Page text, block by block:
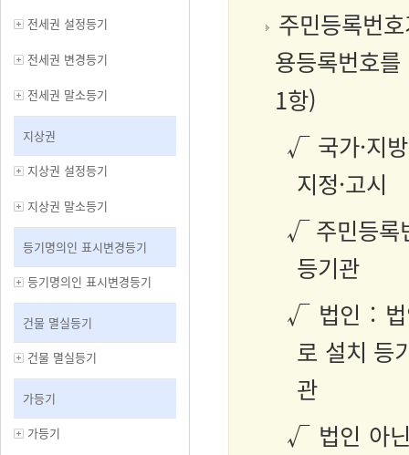
전세권 설정등기
전세권 변경등기
전세권 말소등기
지상권
지상권 설정등기
지상권 말소등기
등기명의인 표시변경등기
등기명의인 표시변경등기
건물 멸실등기
건물 멸실등기
가등기
가등기
주민등록번
용등록번호
1항)
√ 국가·지
지정·고시
√ 주민등록
등기관
√ 법인 : 법
로 설치 등
관
√ 법인 아